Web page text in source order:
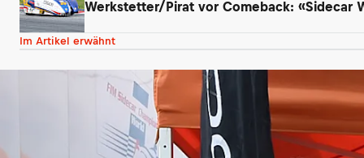
Werkstetter/Pirat vor Comeback: «Sidecar
Im Artikel erwähnt